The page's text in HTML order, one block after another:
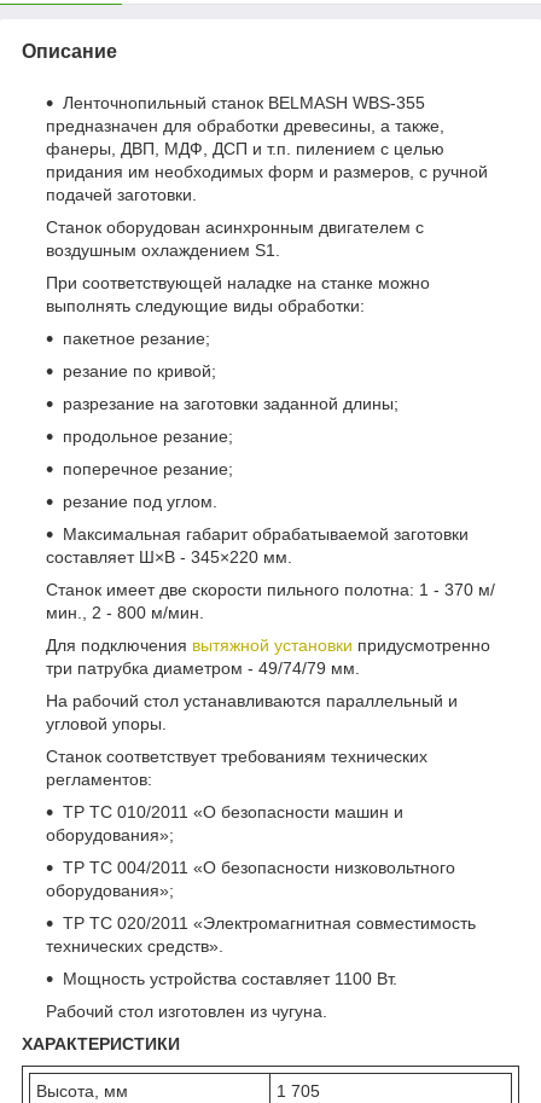
Описание
Ленточнопильный станок BELMASH WBS-355
предназначен для обработки древесины, а также,
фанеры, ДВП, МДФ, ДСП и т.п. пилением с целью
придания им необходимых форм и размеров, с ручной
подачей заготовки.
Станок оборудован асинхронным двигателем с
воздушным охлаждением S1.
При соответствующей наладке на станке можно
выполнять следующие виды обработки:
пакетное резание;
резание по кривой;
разрезание на заготовки заданной длины;
продольное резание;
поперечное резание;
резание под углом.
Максимальная габарит обрабатываемой заготовки
составляет Ш×В - 345×220 мм.
Станок имеет две скорости пильного полотна: 1 - 370 м/
мин., 2 - 800 м/мин.
Для подключения вытяжной установки придусмотренно
три патрубка диаметром - 49/74/79 мм.
На рабочий стол устанавливаются параллельный и
угловой упоры.
Станок соответствует требованиям технических
регламентов:
ТР ТС 010/2011 «О безопасности машин и
оборудования»;
ТР ТС 004/2011 «О безопасности низковольтного
оборудования»;
ТР ТС 020/2011 «Электромагнитная совместимость
технических средств».
Мощность устройства составляет 1100 Вт.
Рабочий стол изготовлен из чугуна.
ХАРАКТЕРИСТИКИ
Высота, мм
1 705